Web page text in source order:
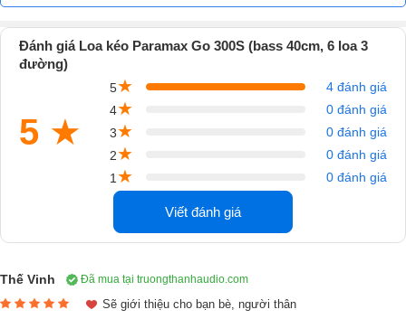
Loa kéonày được nhà sản xuất thiết kế với kiểu dáng nhỏ gọn, dễ
dàng di chuyển từ nơi này sang nơi kia, tiện dụng với các kích thước
lần lượt là 435 x 742 x 435 mm và trọng lượng 27 kg. Thùng loa được
làm bằng chất liệu gỗ MDF cao cấp, được phủ màu đen huyền bí
nhưng không kém phần sang, mặt trước là tấm ê-căng hợp kim chống
trầy xước, bám bụi hiệu quả cũng để bảo vệ các phần bên trong loa
kéo Paramax Go 300S, điểm nhấn là logo tạo nét nổi bật cho sản
phẩm và khẳng định thương hiệu Paramax chất lượng
Chiếc loa Paramax Go 300S sở hữu tay kéo và 4 bánh xe linh hoạt
giống một chiếc vali có thể di chuyển một cách dễ dàng đến mọi nơi
mà bạn muốn, ngoài ra còn được thiết kế riêng tay cầm đê tiện lợi
Kết cấu loa kéo Paramax Go 300S khéo
Đánh giá Loa kéo Paramax Go 300S (bass 40cm, 6 loa 3
đường)
5 ★
5★
4 đánh giá
4★
0 đánh giá
3★
0 đánh giá
2★
0 đánh giá
1 ★ 0 đánh giá
Viết đánh giá
Thế Vinh Đã mua tại truongthanhaudio.com
Sẽ giới thiệu cho bạn bè, người thân